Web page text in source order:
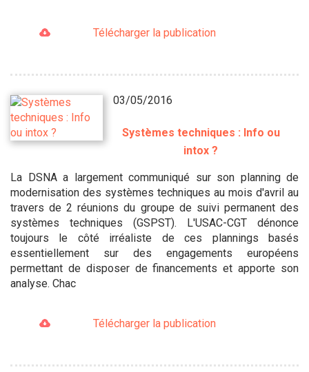
Télécharger la publication
03/05/2016
Systèmes techniques : Info ou
intox ?
La DSNA a largement communiqué sur son planning de
modernisation des systèmes techniques au mois d'avril au
travers de 2 réunions du groupe de suivi permanent des
systèmes techniques (GSPST). L'USAC-CGT dénonce
toujours le côté irréaliste de ces plannings basés
essentiellement sur des engagements européens
permettant de disposer de financements et apporte son
analyse. Chac
Télécharger la publication